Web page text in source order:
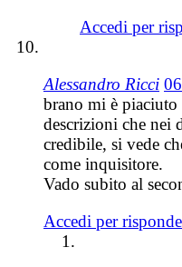
Accedi per
Alessandro Ricci
brano mi è
descrizioni che nei
credibile, si vede
come inquisitore.
Vado subito al
Accedi per